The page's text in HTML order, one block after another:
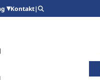
Kontakt|